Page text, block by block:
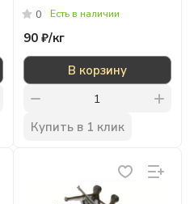
0 Есть в наличии
90 ₽/кг
В корзину
Купить в 1 клик